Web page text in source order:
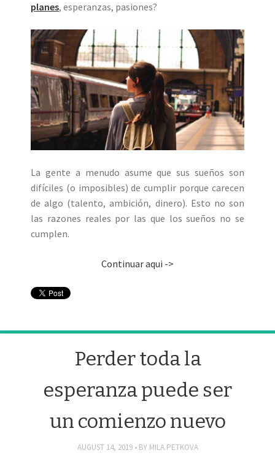
planes, esperanzas, pasiones?
La gente a menudo asume que sus sueños son
difíciles (o imposibles) de cumplir porque carecen
de algo (talento, ambición, dinero). Esto no son
las razones reales por las que los sueños no se
cumplen.
Continuar aqui ->
Perder toda la
esperanza puede ser
un comienzo nuevo
AUGUST 14, 2019 BY MILA.PETKOVA